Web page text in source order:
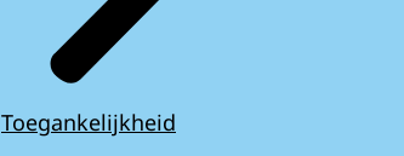
Toegankelijkheid